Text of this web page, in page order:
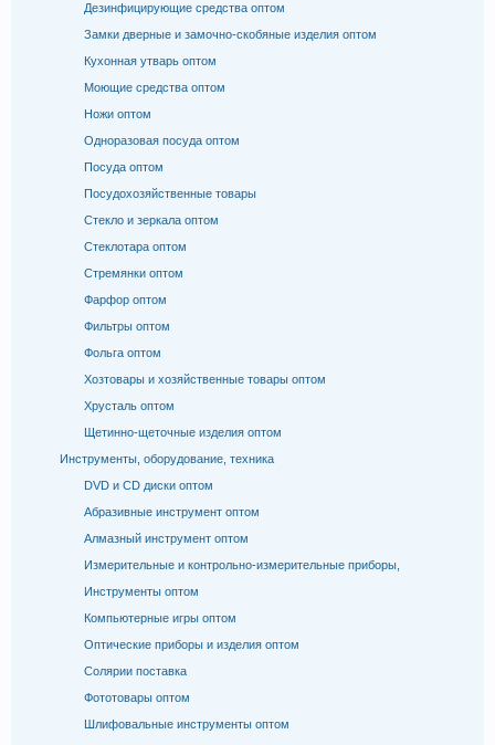
Дезинфицирующие средства оптом
Замки дверные и замочно-скобяные изделия оптом
Кухонная утварь оптом
Моющие средства оптом
Ножи оптом
Одноразовая посуда оптом
Посуда оптом
Посудохозяйственные товары
Стекло и зеркала оптом
Стеклотара оптом
Стремянки оптом
Фарфор оптом
Фильтры оптом
Фольга оптом
Хозтовары и хозяйственные товары оптом
Хрусталь оптом
Щетинно-щеточные изделия оптом
Инструменты, оборудование, техника
DVD и CD диски оптом
Абразивные инструмент оптом
Алмазный инструмент оптом
Измерительные и контрольно-измерительные приборы,
Инструменты оптом
Компьютерные игры оптом
Оптические приборы и изделия оптом
Солярии поставка
Фототовары оптом
Шлифовальные инструменты оптом